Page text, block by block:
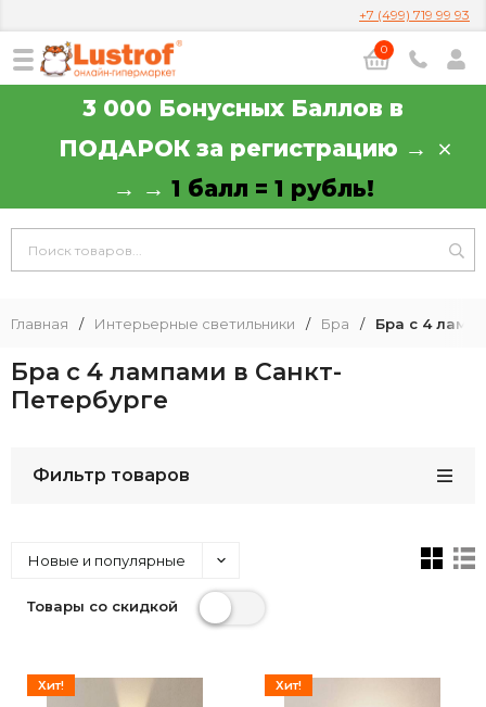
+7 (499) 719 99 93
0
3 000 Бонусных Баллов в
ПОДАРОК за регистрацию →
→ → 1 балл = 1 рубль!
Главная / Интерьерные светильники / Бра / Бра с 4
Бра с 4 лампами в Санкт-
Петербурге
Фильтр товаров
Новые и популярные
Товары со скидкой
Хит! Хит!